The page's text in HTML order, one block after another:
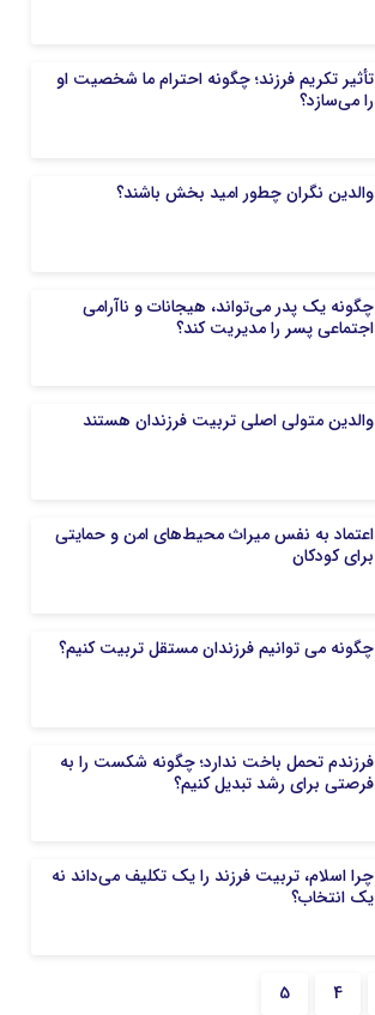
تأثیر تکریم فرزند؛ چگونه احترام ما شخصیت او
را می‌سازد؟
والدین نگران چطور امید بخش باشند؟
چگونه یک پدر می‌تواند، هیجانات و ناآرامی
اجتماعی پسر را مدیریت کند؟
والدین متولی اصلی تربیت فرزندان هستند
اعتماد به نفس میراث محیط‌های امن و حمایتی
برای کودکان
چگونه می توانیم فرزندان مستقل تربیت کنیم؟
فرزندم تحمل باخت ندارد؛ چگونه شکست را به
فرصتی برای رشد تبدیل کنیم؟
چرا اسلام، تربیت فرزند را یک تکلیف می‌داند نه
یک انتخاب؟
4
5